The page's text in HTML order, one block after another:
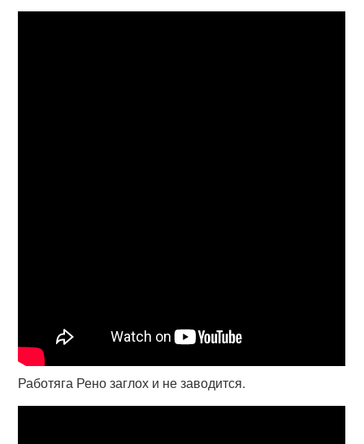
Работяга Рено заглох и не заводится.